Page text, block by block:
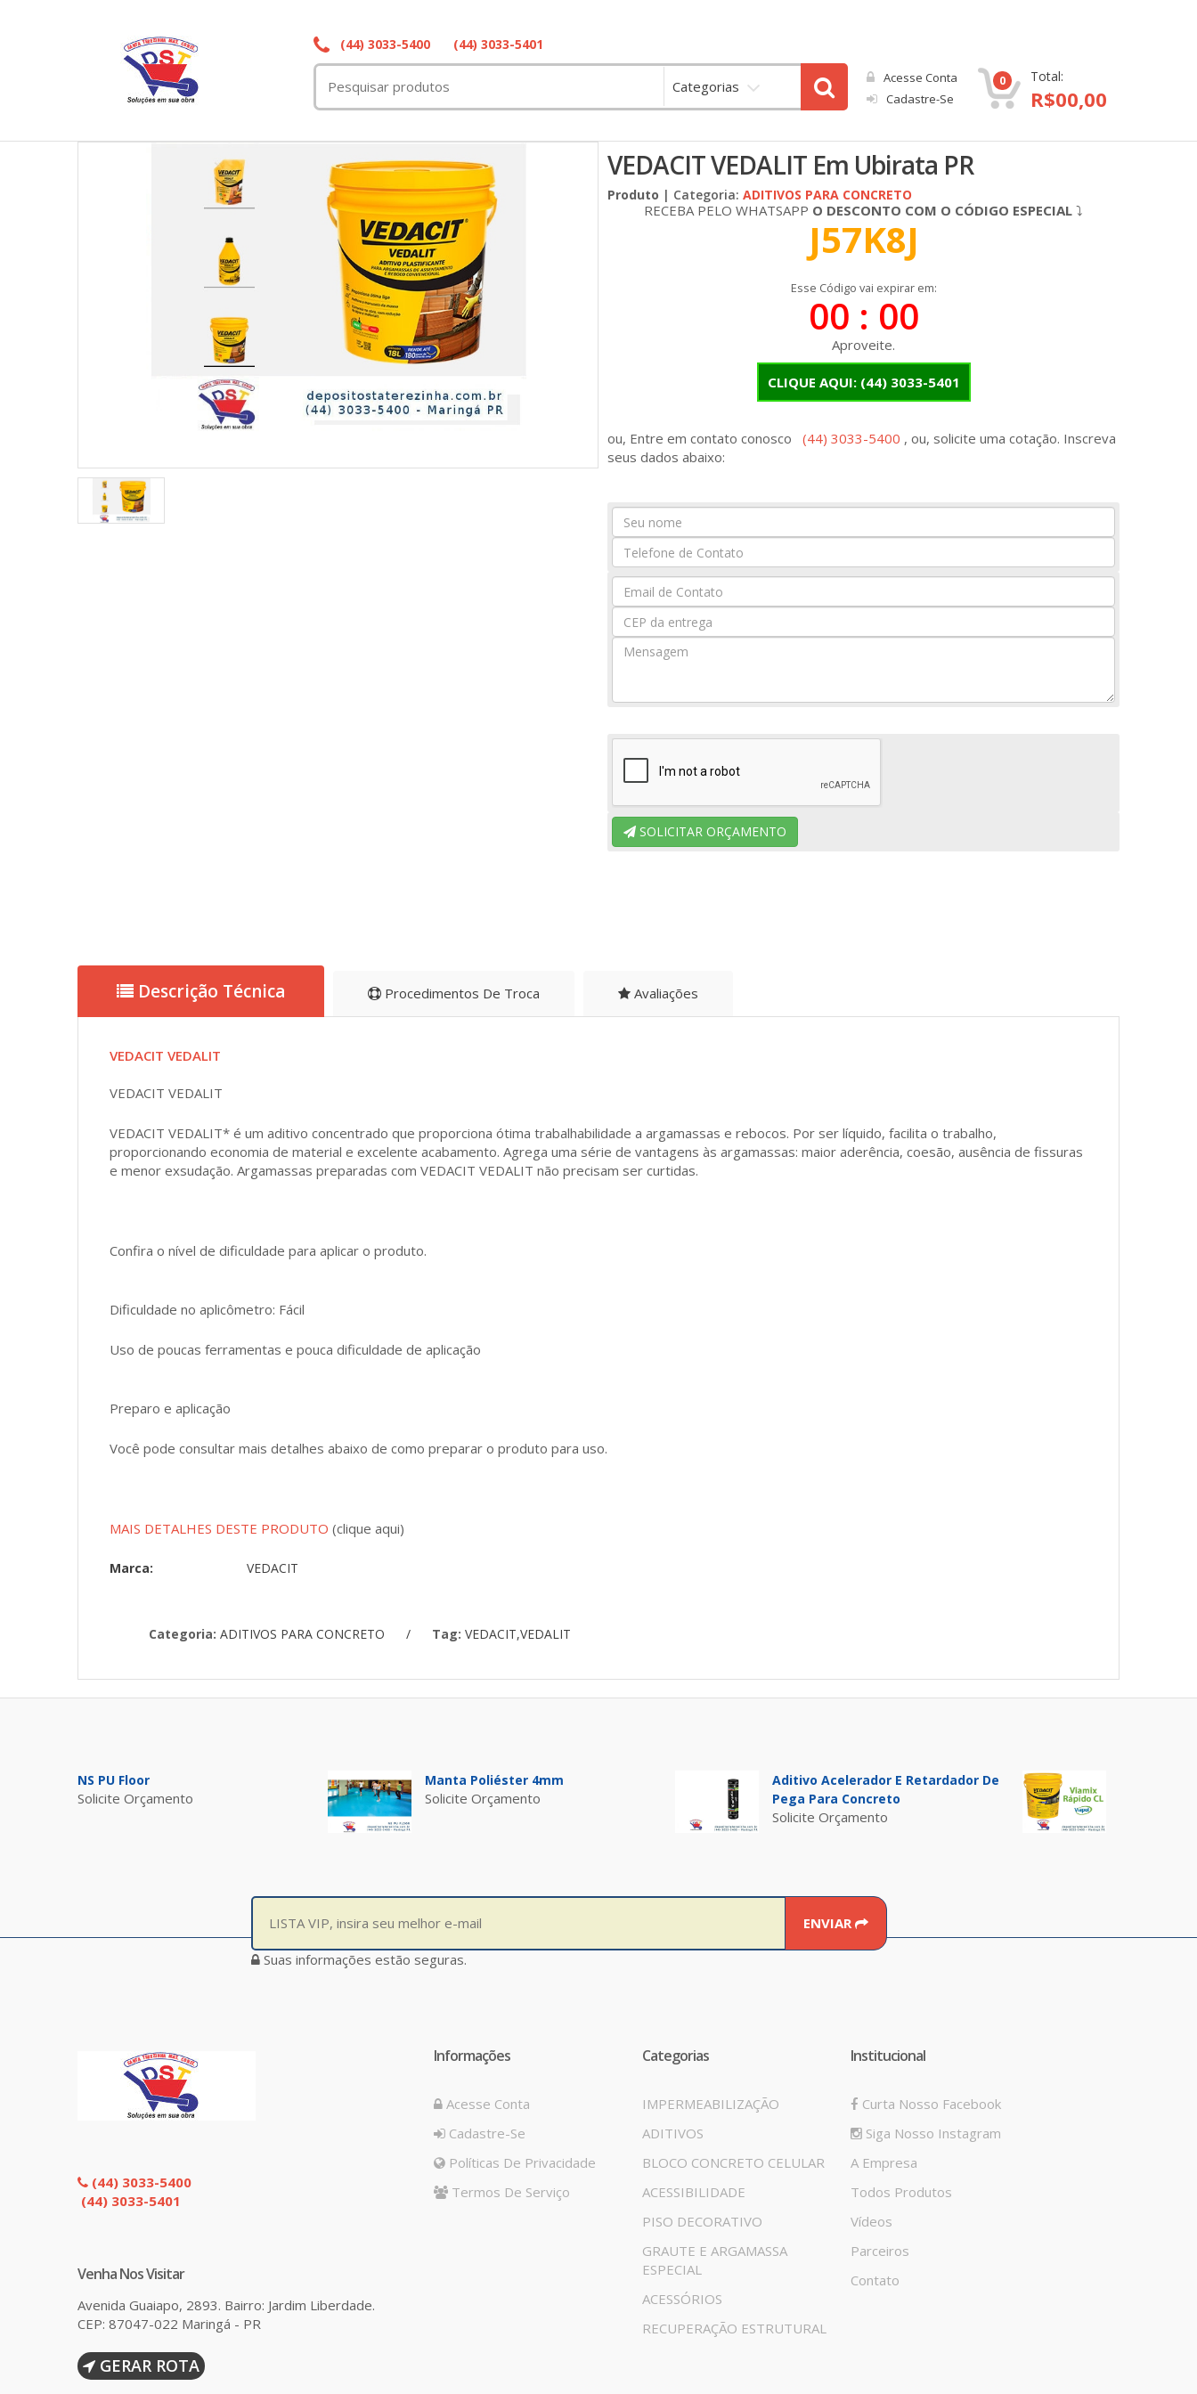
(44) 3033-5400 (44) 3033-5401
Categorias
Acesse Conta
Cadastre-Se
0 Total:
R$00,00
VEDACIT VEDALIT Em Ubirata PR
Produto | Categoria: ADITIVOS PARA CONCRETO
RECEBA PELO WHATSAPP O DESCONTO COM O CÓDIGO ESPECIAL ⤵
J57K8J
Esse Código vai expirar em:
00 : 00
Aproveite.
CLIQUE AQUI: (44) 3033-5401
ou, Entre em contato conosco (44) 3033-5400 , ou, solicite uma cotação. Inscreva
seus dados abaixo:
Seu
Nome
Seu
Email
SOLICITAR ORÇAMENTO
Descrição Técnica Procedimentos De Troca Avaliações
VEDACIT VEDALIT
VEDACIT VEDALIT
VEDACIT VEDALIT* é um aditivo concentrado que proporciona ótima trabalhabilidade a argamassas e rebocos. Por ser líquido, facilita o trabalho,
proporcionando economia de material e excelente acabamento. Agrega uma série de vantagens às argamassas: maior aderência, coesão, ausência de fissuras
e menor exsudação. Argamassas preparadas com VEDACIT VEDALIT não precisam ser curtidas.
Confira o nível de dificuldade para aplicar o produto.
Dificuldade no aplicômetro: Fácil
Uso de poucas ferramentas e pouca dificuldade de aplicação
Preparo e aplicação
Você pode consultar mais detalhes abaixo de como preparar o produto para uso.
MAIS DETALHES DESTE PRODUTO (clique aqui)
Marca: VEDACIT
Categoria: ADITIVOS PARA CONCRETO / Tag: VEDACIT,VEDALIT
NS PU Floor
Solicite Orçamento
Manta Poliéster 4mm
Solicite Orçamento
Aditivo Acelerador E Retardador De
Pega Para Concreto
Solicite Orçamento
ENVIAR
Suas informações estão seguras.
(44) 3033-5400
(44) 3033-5401
Venha Nos Visitar
Avenida Guaiapo, 2893. Bairro: Jardim Liberdade.
CEP: 87047-022 Maringá - PR
GERAR ROTA
Informações
Acesse Conta
Cadastre-Se
Políticas De Privacidade
Termos De Serviço
Categorias
IMPERMEABILIZAÇÃO
ADITIVOS
BLOCO CONCRETO CELULAR
ACESSIBILIDADE
PISO DECORATIVO
GRAUTE E ARGAMASSA
ESPECIAL
ACESSÓRIOS
RECUPERAÇÃO ESTRUTURAL
Institucional
Curta Nosso Facebook
Siga Nosso Instagram
A Empresa
Todos Produtos
Vídeos
Parceiros
Contato